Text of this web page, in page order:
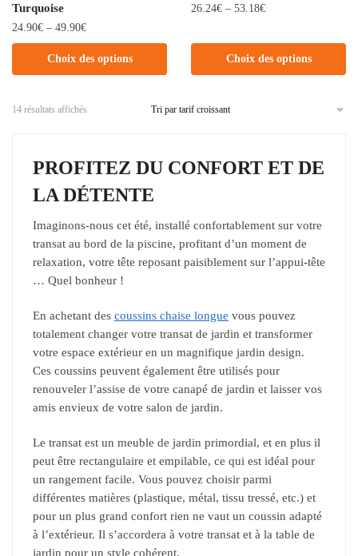
Turquoise
24.90€ – 49.90€
Choix des options
26.24€ – 53.18€
Choix des options
14 résultats affichés
PROFITEZ DU CONFORT ET DE
LA DÉTENTE
Imaginons-nous cet été, installé confortablement sur votre
transat au bord de la piscine, profitant d’un moment de
relaxation, votre tête reposant paisiblement sur l’appui-tête
… Quel bonheur !
En achetant des coussins chaise longue vous pouvez
totalement changer votre transat de jardin et transformer
votre espace extérieur en un magnifique jardin design.
Ces coussins peuvent également être utilisés pour
renouveler l’assise de votre canapé de jardin et laisser vos
amis envieux de votre salon de jardin.
Le transat est un meuble de jardin primordial, et en plus il
peut être rectangulaire et empilable, ce qui est idéal pour
un rangement facile. Vous pouvez choisir parmi
différentes matières (plastique, métal, tissu tressé, etc.) et
pour un plus grand confort rien ne vaut un coussin adapté
à l’extérieur. Il s’accordera à votre transat et à la table de
jardin pour un style cohérent.